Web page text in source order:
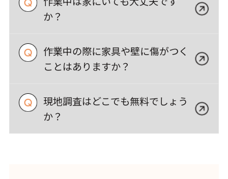
か？
作業中の際に家具や壁に傷がつく
ことはありますか？
現地調査はどこでも無料でしょう
か？